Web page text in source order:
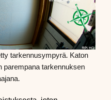
tarkennusympyrä. Katon
parempana tarkennuksen